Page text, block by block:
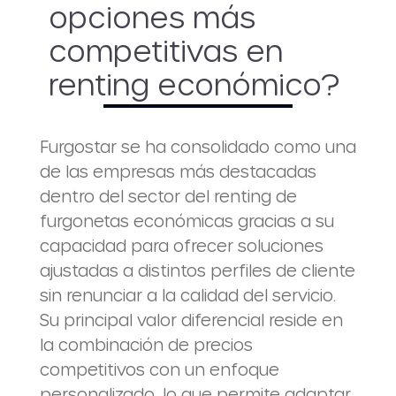
opciones más
competitivas en
renting económico?
Furgostar se ha consolidado como una
de las empresas más destacadas
dentro del sector del renting de
furgonetas económicas gracias a su
capacidad para ofrecer soluciones
ajustadas a distintos perfiles de cliente
sin renunciar a la calidad del servicio.
Su principal valor diferencial reside en
la combinación de precios
competitivos con un enfoque